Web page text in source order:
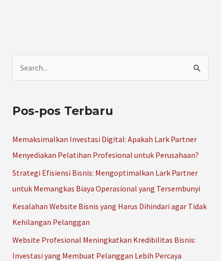
i
:
Pos-pos Terbaru
Memaksimalkan Investasi Digital: Apakah Lark Partner
Menyediakan Pelatihan Profesional untuk Perusahaan?
Strategi Efisiensi Bisnis: Mengoptimalkan Lark Partner
untuk Memangkas Biaya Operasional yang Tersembunyi
Kesalahan Website Bisnis yang Harus Dihindari agar Tidak
Kehilangan Pelanggan
Website Profesional Meningkatkan Kredibilitas Bisnis:
Investasi yang Membuat Pelanggan Lebih Percaya